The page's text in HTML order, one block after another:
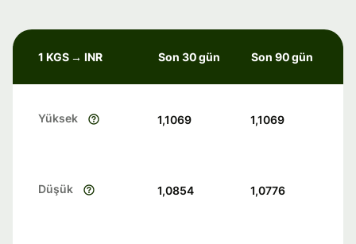
1 KGS → INR Son 30 gün Son 90 gün
Yüksek 1,1069 1,1069
Düşük 1,0854 1,0776